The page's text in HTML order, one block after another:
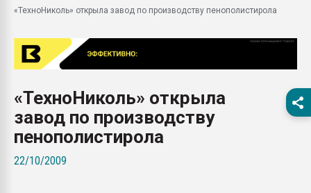
29.07.2026 ФРП помог
ближайшее
Подмосковье, Москва
«ТехноНиколь» открыла завод по производству пенополистирола
«ТехноНиколь» открыла
завод по производству
пенополистирола
22/10/2009